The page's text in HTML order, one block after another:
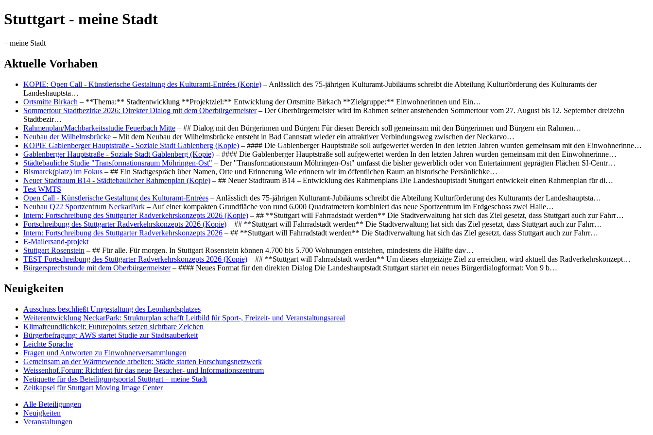
Stuttgart - meine Stadt
– meine Stadt
Aktuelle Vorhaben
KOPIE: Open Call - Künstlerische Gestaltung des Kulturamt-Entrées (Kopie) – Anlässlich des 75-jährigen Kulturamt-Jubiläums schreibt die Abteilung Kulturförderung des Kulturamts der
Landeshauptsta…
Ortsmitte Birkach – **Thema:** Stadtentwicklung **Projektziel:** Entwicklung der Ortsmitte Birkach **Zielgruppe:** Einwohnerinnen und Ein…
Sommertour Stadtbezirke 2026: Direkter Dialog mit dem Oberbürgermeister– Der Oberbürgermeister wird im Rahmen seiner anstehenden Sommertour vom 27. August bis 12. September dreizehn
Stadtbezir…
Rahmenplan/Machbarkeitsstudie Feuerbach Mitte – ## Dialog mit den Bürgerinnen und Bürgern Für diesen Bereich soll gemeinsam mit den Bürgerinnen und Bürgern ein Rahmen…
Neubau der Wilhelmsbrücke – Mit dem Neubau der Wilhelmsbrücke entsteht in Bad Cannstatt wieder ein attraktiver Verbindungsweg zwischen der Neckarvo…
KOPIE Gablenberger Hauptstraße - Soziale Stadt Gablenberg (Kopie) – #### Die Gablenberger Hauptstraße soll aufgewertet werden In den letzten Jahren wurden gemeinsam mit den Einwohnerinne…
Gablenberger Hauptstraße - Soziale Stadt Gablenberg (Kopie) – #### Die Gablenberger Hauptstraße soll aufgewertet werden In den letzten Jahren wurden gemeinsam mit den Einwohnerinne…
Städtebauliche Studie "Transformationsraum Möhringen-Ost" – Der "Transformationsraum Möhringen-Ost" umfasst die bisher gewerblich oder von Entertainment geprägten Flächen SI-Centr…
Bismarck(platz) im Fokus – ## Ein Stadtgespräch über Namen, Orte und Erinnerung Wie erinnern wir im öffentlichen Raum an historische Persönlichke…
Neuer Stadtraum B14 - Städtebaulicher Rahmenplan (Kopie) – ## Neuer Stadtraum B14 – Entwicklung des Rahmenplans Die Landeshauptstadt Stuttgart entwickelt einen Rahmenplan für di…
Test WMTS
Open Call - Künstlerische Gestaltung des Kulturamt-Entrées – Anlässlich des 75-jährigen Kulturamt-Jubiläums schreibt die Abteilung Kulturförderung des Kulturamts der Landeshauptsta…
Neubau Q22 Sportzentrum NeckarPark – Auf einer kompakten Grundfläche von rund 6.000 Quadratmetern kombiniert das neue Sportzentrum im Erdgeschoss zwei Halle…
Intern: Fortschreibung des Stuttgarter Radverkehrskonzepts 2026 (Kopie) – ## **Stuttgart will Fahrradstadt werden** Die Stadtverwaltung hat sich das Ziel gesetzt, dass Stuttgart auch zur Fahrr…
Fortschreibung des Stuttgarter Radverkehrskonzepts 2026 (Kopie) – ## **Stuttgart will Fahrradstadt werden** Die Stadtverwaltung hat sich das Ziel gesetzt, dass Stuttgart auch zur Fahrr…
Intern: Fortschreibung des Stuttgarter Radverkehrskonzepts 2026 – ## **Stuttgart will Fahrradstadt werden** Die Stadtverwaltung hat sich das Ziel gesetzt, dass Stuttgart auch zur Fahrr…
E-Mailersand-projekt
Stuttgart Rosenstein – ## Für alle. Für morgen. In Stuttgart Rosenstein können 4.700 bis 5.700 Wohnungen entstehen, mindestens die Hälfte dav…
TEST Fortschreibung des Stuttgarter Radverkehrskonzepts 2026 (Kopie) – ## **Stuttgart will Fahrradstadt werden** Um dieses ehrgeizige Ziel zu erreichen, wird aktuell das Radverkehrskonzept…
Bürgersprechstunde mit dem Oberbürgermeister– #### Neues Format für den direkten Dialog Die Landeshauptstadt Stuttgart startet ein neues Bürgerdialogformat: Von 9 b…
Neuigkeiten
Ausschuss beschließt Umgestaltung des Leonhards­platzes
Weiterentwicklung NeckarPark: Strukturplan schafft Leitbild für Sport-, Freizeit- und Veranstaltungsareal
Klimafreundlichkeit: Futurepoints setzen sichtbare Zeichen
Bürgerbefragung: AWS startet Studie zur Stadtsauberkeit
Leichte Sprache
Fragen und Antworten zu Einwohnerversammlungen
Gemeinsam an der Wärmewende arbeiten: Städte starten Forschungsnetzwerk
Weissenhof.Forum: Richtfest für das neue Besucher- und Informationszentrum
Netiquette für das Beteiligungsportal Stuttgart – meine Stadt
Zeitkapsel für Stuttgart Moving Image Center
Alle Beteiligungen
Neuigkeiten
Veranstaltungen